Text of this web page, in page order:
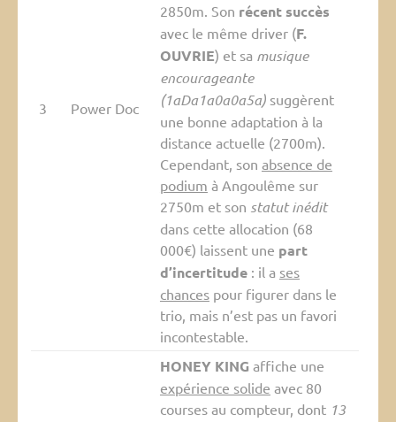
3 Power Doc
2850m. Son récent succès
avec le même driver (F.
OUVRIE) et sa musique
encourageante
(1aDa1a0a0a5a)suggèrent
une bonne adaptation à la
distance actuelle (2700m).
Cependant, son absence de
podium à Angoulême sur
2750m et son statut inédit
dans cette allocation (68
000€) laissent une part
d’incertitude: il a ses
chancespour figurer dans le
trio, mais n’est pas un favori
incontestable.
HONEY KING affiche une
expérience solide avec 80
courses au compteur, dont 13